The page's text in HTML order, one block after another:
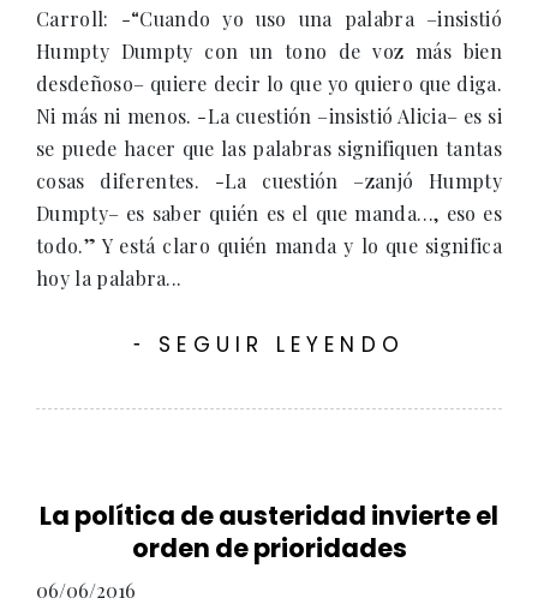
Carroll: -“Cuando yo uso una palabra –insistió
Humpty Dumpty con un tono de voz más bien
desdeñoso– quiere decir lo que yo quiero que diga.
Ni más ni menos. -La cuestión –insistió Alicia– es si
se puede hacer que las palabras signifiquen tantas
cosas diferentes. -La cuestión –zanjó Humpty
Dumpty– es saber quién es el que manda…, eso es
todo.” Y está claro quién manda y lo que significa
hoy la palabra...
- SEGUIR LEYENDO
La política de austeridad invierte el
orden de prioridades
06/06/2016